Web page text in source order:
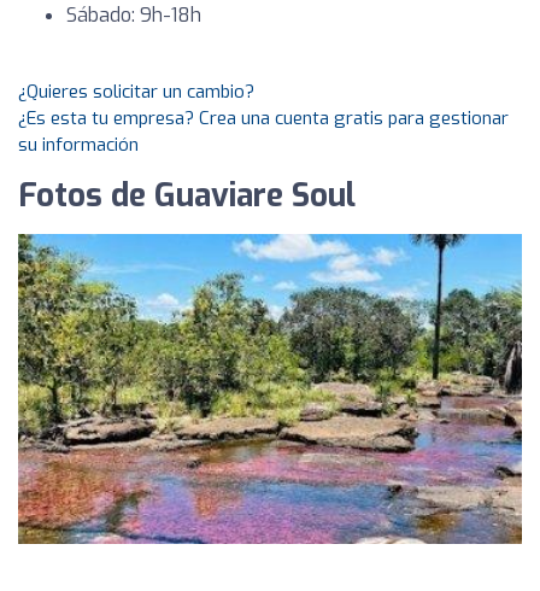
Sábado: 9h-18h
¿Quieres solicitar un cambio?
¿Es esta tu empresa? Crea una cuenta gratis para gestionar
su información
Fotos de Guaviare Soul